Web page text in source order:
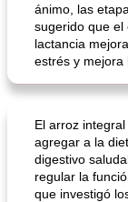
ánimo, las
sugerido que el
lactancia
estrés y mejora
El arroz
agregar a la
digestivo
regular la
que investigó